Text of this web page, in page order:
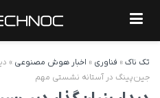
تک ناک» فناوری » اخبار هوش مصنوعی »
جین‌پینگ در آستانه نشستی مهم